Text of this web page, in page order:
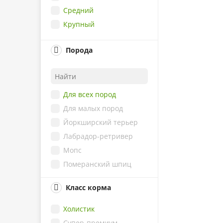
Морковь
Овсянка
Потрошки
Сердце
Томаты
Тыква
Фазан
Черника
Яблоко
Кожа и шерсть
Период восстановления
Средний
Крупный
Порода
Для всех пород
Для малых пород
Йоркширский терьер
Лабрадор-ретривер
Мопс
Померанский шпиц
Французский бульдог
Чихуахуа
Класс корма
Холистик